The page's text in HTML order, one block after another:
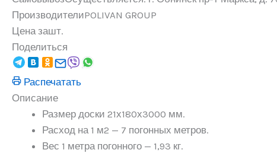
ПроизводителиPOLIVAN GROUP
Цена зашт.
Поделиться
Распечатать
Описание
Размер доски 21х180х3000 мм.
Расход на 1 м2 — 7 погонных метров.
Вес 1 метра погонного — 1,93 кг.